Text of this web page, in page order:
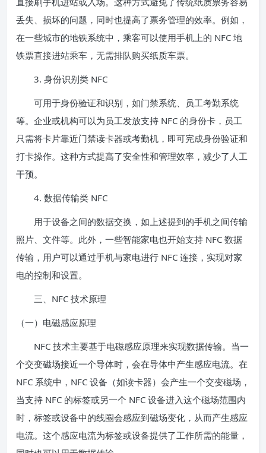
丢失、损坏的问题，同时也提高了票务管理的效率。例如，
在一些城市的地铁系统中，乘客可以使用手机上的 NFC 地
铁票直接进站乘车，无需排队购买纸质车票。
3. 身份识别类 NFC
可用于身份验证和识别，如门禁系统、员工考勤系统
等。企业或机构可以为员工发放支持 NFC 的身份卡，员工
只需将卡片靠近门禁读卡器或考勤机，即可完成身份验证和
打卡操作。这种方式提高了安全性和管理效率，减少了人工
干预。
4. 数据传输类 NFC
用于设备之间的数据交换，如上述提到的手机之间传输
照片、文件等。此外，一些智能家电也开始支持 NFC 数据
传输，用户可以通过手机与家电进行 NFC 连接，实现对家
电的控制和设置。
三、NFC 技术原理
（一）电磁感应原理
NFC 技术主要基于电磁感应原理来实现数据传输。当一
个交变磁场接近一个导体时，会在导体中产生感应电流。在
NFC 系统中，NFC 设备（如读卡器）会产生一个交变磁场，
当支持 NFC 的标签或另一个 NFC 设备进入这个磁场范围内
时，标签或设备中的线圈会感应到磁场变化，从而产生感应
电流。这个感应电流为标签或设备提供了工作所需的能量，